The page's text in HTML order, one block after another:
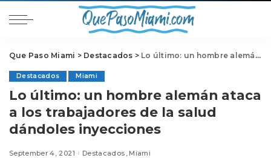
Que Paso Miami > Destacados > Lo último: un hombre alemán ataca a los trabajadores de la salud dándoles inyecciones
Destacados Miami
Lo último: un hombre alemán ataca
a los trabajadores de la salud
dándoles inyecciones
September 4, 2021 Destacados Miami